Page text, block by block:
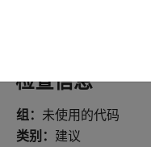
检查信息
组： 未使用的代码
类别： 建议